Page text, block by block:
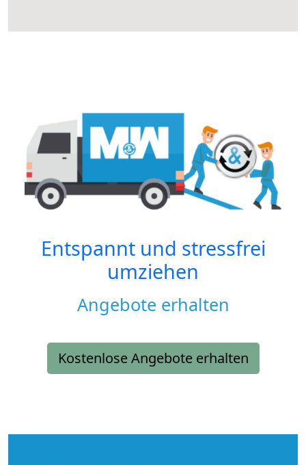
Entspannt und stressfrei
umziehen
Angebote erhalten
Kostenlose Angebote erhalten